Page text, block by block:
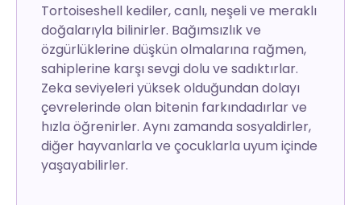
Tortoiseshell kediler, canlı, neşeli ve meraklı
doğalarıyla bilinirler. Bağımsızlık ve
özgürlüklerine düşkün olmalarına rağmen,
sahiplerine karşı sevgi dolu ve sadıktırlar.
Zeka seviyeleri yüksek olduğundan dolayı
çevrelerinde olan bitenin farkındadırlar ve
hızla öğrenirler. Aynı zamanda sosyaldirler,
diğer hayvanlarla ve çocuklarla uyum içinde
yaşayabilirler.